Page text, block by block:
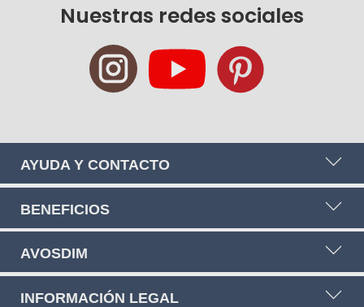
Nuestras redes sociales
de
AYUDA Y CONTACTO
BENEFICIOS
AVOSDIM
INFORMACIÓN LEGAL